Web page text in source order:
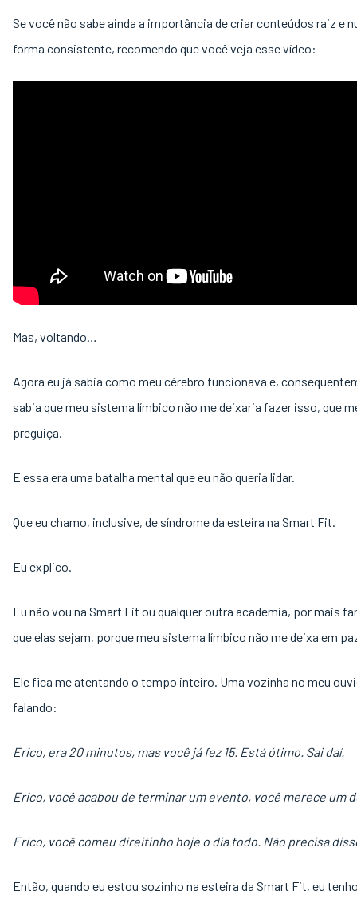
Se você não sabe ainda a importância de criar conteúdos raiz e
forma consistente, recomendo que você veja esse vídeo:
Mas, voltando…
Agora eu já sabia como meu cérebro funcionava e,
sabia que meu sistema límbico não me deixaria fazer isso, que
preguiça.
E essa era uma batalha mental que eu não queria lidar.
Que eu chamo, inclusive, de síndrome da esteira na Smart Fit.
Eu explico.
Eu não vou na Smart Fit ou qualquer outra academia, por mais
que elas sejam, porque meu sistema límbico não me deixa em
Ele fica me atentando o tempo inteiro. Uma vozinha no meu
falando:
Erico, era 20 minutos, mas você já fez 15. Está ótimo. Sai daí.
Erico, você acabou de terminar um evento, você merece um
Erico, você comeu direitinho hoje o dia todo. Não precisa
Então, quando eu estou sozinho na esteira da Smart Fit, eu